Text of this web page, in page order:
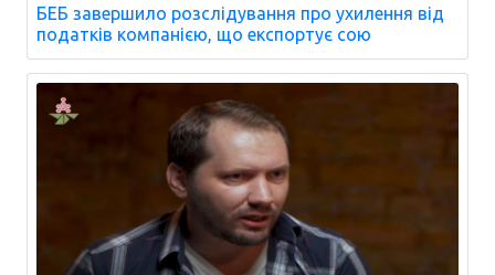
БЕБ завершило розслідування про ухилення від
податків компанією, що експортує сою